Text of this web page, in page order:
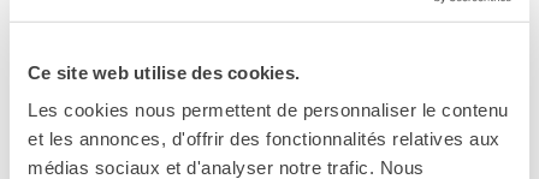
Ce site web utilise des cookies.
Les cookies nous permettent de personnaliser le contenu
et les annonces, d'offrir des fonctionnalités relatives aux
médias sociaux et d'analyser notre trafic. Nous
de lieu, les partitifs
Les adjectifs possessifs, démonstratifs